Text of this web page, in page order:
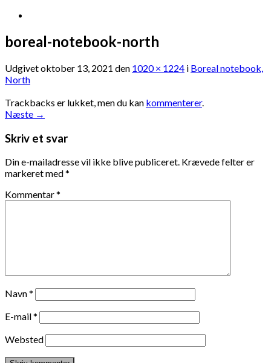
boreal-notebook-north
Udgivetoktober 13, 2021 den 1020 × 1224 i Boreal notebook,
North
Trackbacks er lukket, men du kan kommenterer.
Næste →
Skriv et svar
Din e-mailadresse vil ikke blive publiceret. Krævede felter er
markeret med*
Kommentar*
Navn*
E-mail*
Websted